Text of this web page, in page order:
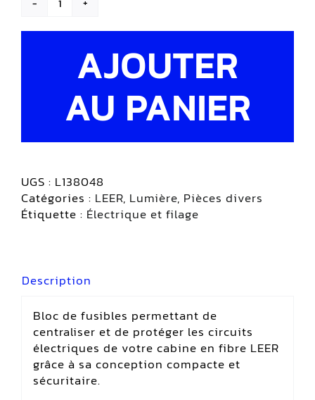
quantité
de
fusibles
LEER
AJOUTER
AU PANIER
UGS : L138048
Catégories : LEER, Lumière, Pièces divers
Étiquette : Électrique et filage
Description
Bloc de fusibles permettant de
centraliser et de protéger les circuits
électriques de votre cabine en fibre LEER
grâce à sa conception compacte et
sécuritaire.